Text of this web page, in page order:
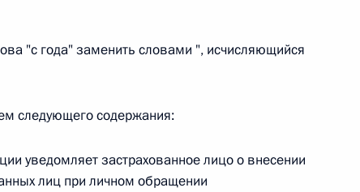
г. № 268-ФЗ
"с года" заменить словами ", исчисляющийся
следующего содержания:
уведомляет застрахованное лицо о внесении
лиц при личном обращении